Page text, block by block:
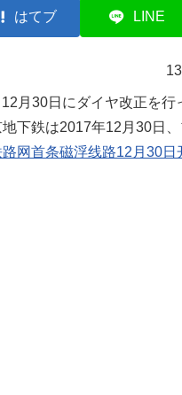
はてブ LINE
月30日にダイヤ改正を行
下鉄は2017年12月30日
网首条磁浮线路12月30日